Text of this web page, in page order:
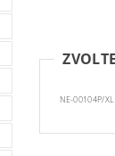
NE-00104P/XL